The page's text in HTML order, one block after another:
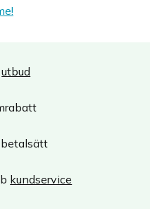
utbud
betalsätt
kundservice